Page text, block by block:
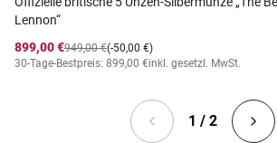
Lennon“
899,00 €
(-50,00 €)
949,00 €
30-Tage-Bestpreis: 899,00 €inkl. gesetzl. MwSt.
1 / 2